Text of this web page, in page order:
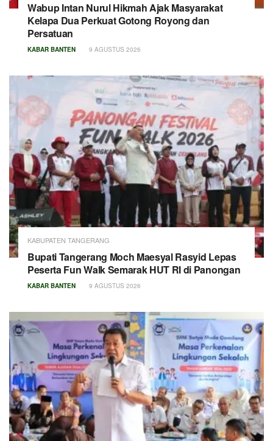
Wabup Intan Nurul Hikmah Ajak Masyarakat
Kelapa Dua Perkuat Gotong Royong dan
Persatuan
KABAR BANTEN 9 AGUSTUS 2026
KABUPATEN TANGERANG
Bupati Tangerang Moch Maesyal Rasyid Lepas
Peserta Fun Walk Semarak HUT RI di Panongan
KABAR BANTEN 9 AGUSTUS 2026